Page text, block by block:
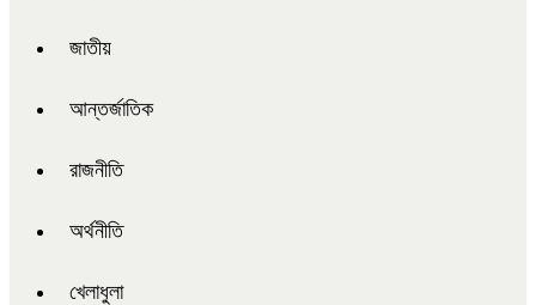
জাতীয়
আন্তর্জাতিক
রাজনীতি
অর্থনীতি
খেলাধুলা